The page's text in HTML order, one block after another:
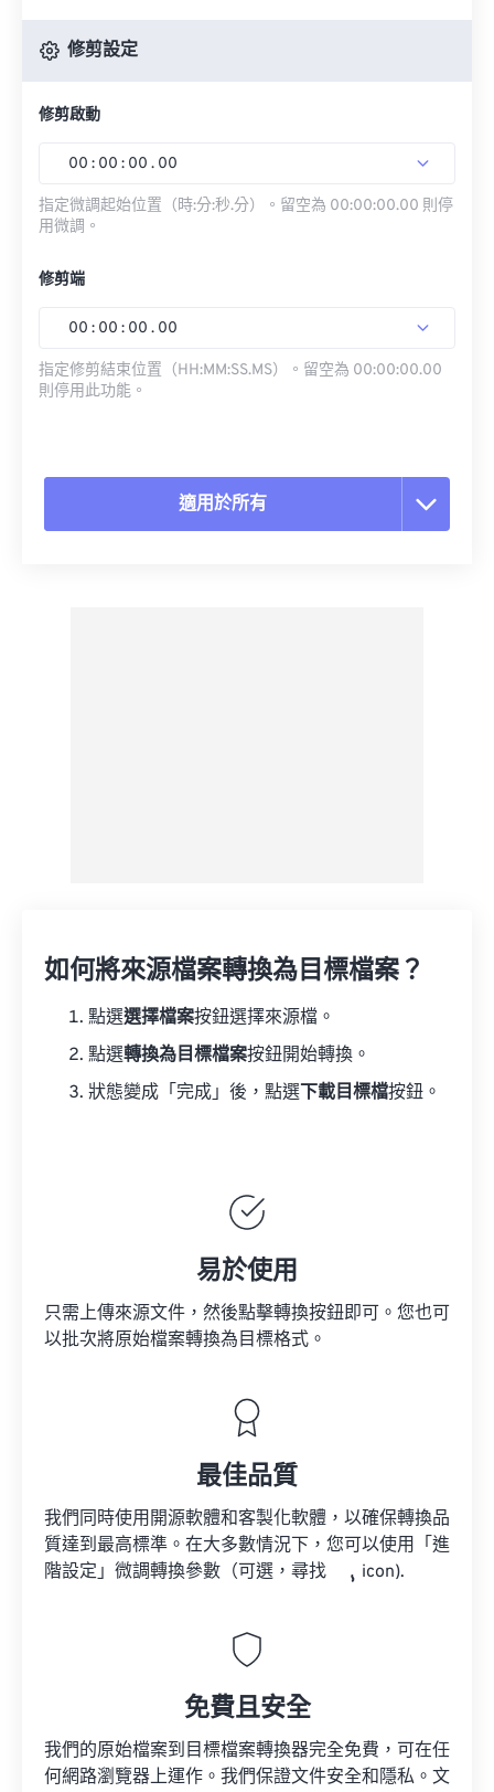
修剪設定
修剪啟動
00 : 00 : 00 . 00
指定微調起始位置（時:分:秒.分）。留空為 00:00:00.00 則停
用微調。
修剪端
00 : 00 : 00 . 00
指定修剪結束位置（HH:MM:SS.MS）。留空為 00:00:00.00
則停用此功能。
適用於所有
如何將來源檔案轉換為目標檔案？
點選選擇檔案按鈕選擇來源檔。
點選轉換為目標檔案按鈕開始轉換。
狀態變成「完成」後，點選 下載目標檔按鈕。
易於使用
只需上傳來源文件，然後點擊轉換按鈕即可。您也可
以批次將原始檔案轉換為目標格式。
最佳品質
我們同時使用開源軟體和客製化軟體，以確保轉換品
質達到最高標準。在大多數情況下，您可以使用「進
階設定」微調轉換參數（可選，尋找
icon).
免費且安全
我們的原始檔案到目標檔案轉換器完全免費，可在任
何網路瀏覽器上運作。我們保證文件安全和隱私。文